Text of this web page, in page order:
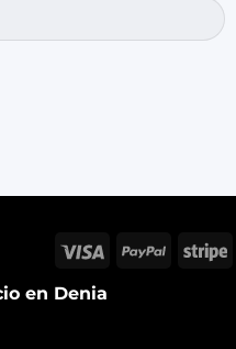
en Denia
Visa PayPal